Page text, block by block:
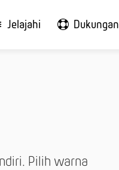
Jelajahi Dukungan
Pilih warna